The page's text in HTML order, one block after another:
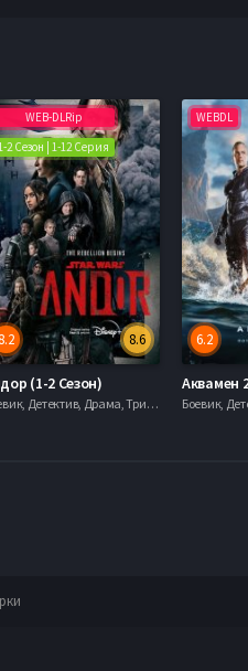
WEB-DLRip
1-2 Сезон | 1-12 Серия
8.6
(1-2 Сезон)
Боевик, Детектив, Драма, Триллеры, serial.mob
WEBDL
6.2